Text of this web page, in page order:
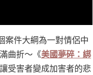
案件大綱為一對情侶中
曲折～《美國夢碎：綁
受害者變成加害者的悲